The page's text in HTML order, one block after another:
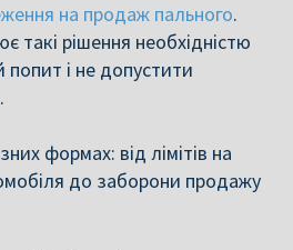
на продаж пального.
такі рішення необхідністю
і не допустити
формах: від лімітів на
до заборони продажу